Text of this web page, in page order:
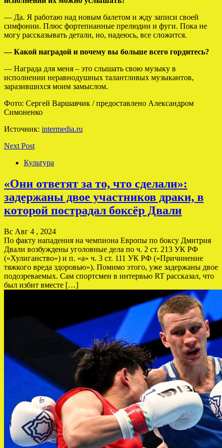
— Да. Я работаю над новым балетом и жду записи своей
симфонии. Плюс фортепианные прелюдии и фуги. Пока не
могу рассказывать детали, но, надеюсь, все сложится.
— Какой наградой и почему вы больше всего гордитесь?
— Награда для меня – это слышать свою музыку в
исполнении неравнодушных талантливых музыкантов,
заразившихся моим замыслом.
Фото: Сергей Варшавчик / предоставлено Александром
Симоненко
Источник: intermedia.ru
Next Post
Культура
«Они ответят за то, что сделали»:
задержаны двое участников драки, в
которой пострадал боксёр Двали
Вс Авг 4 , 2024
По факту нападения на чемпиона Европы по боксу Дмитрия
Двали возбуждены уголовные дела по ч. 2 ст. 213 УК РФ
(«Хулиганство») и п. «а» ч. 3 ст. 111 УК РФ («Причинение
тяжкого вреда здоровью»). Помимо этого, уже задержаны двое
подозреваемых. Сам спортсмен в интервью RT рассказал, что
был избит вместе […]